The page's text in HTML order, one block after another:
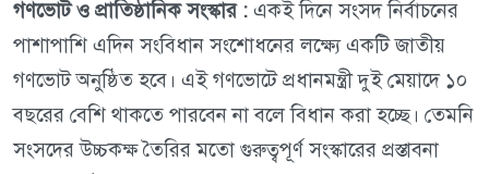
গণভোট ও প্রাতিষ্ঠানিক সংস্কার : একই দিনে সংসদ নির্বাচনের
পাশাপাশি এদিন সংবিধান সংশোধনের লক্ষ্যে একটি জাতীয়
গণভোট অনুষ্ঠিত হবে। এই গণভোটে প্রধানমন্ত্রী দুই মেয়াদে ১০
বছরের বেশি থাকতে পারবেন না বলে বিধান করা হচ্ছে। তেমনি
সংসদের উচ্চকক্ষ তৈরির মতো গুরুত্বপূর্ণ সংস্কারের প্রস্তাবনা